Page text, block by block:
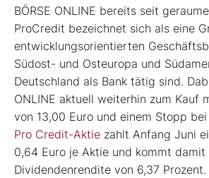
BÖRSE ONLINE bereits seit
ProCredit bezeichnet sich als eine
entwicklungsorientierten
Südost- und Osteuropa und
Deutschland als Bank tätig sind.
ONLINE aktuell weiterhin zum Kauf
von 13,00 Euro und einem Stopp
Pro Credit-Aktie zahlt Anfang Juni
0,64 Euro je Aktie und kommt damit
Dividendenrendite von 6,37 Prozent.